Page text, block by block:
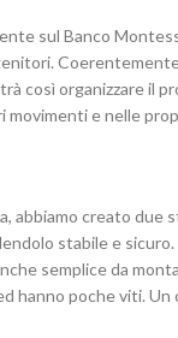
sul Banco
così organizzare il
e nelle
abbiamo creato
stabile e
semplice da
hanno poche viti.